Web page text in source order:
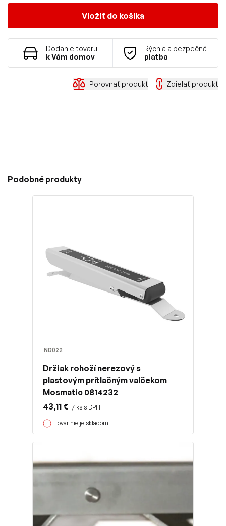
Vložiť do košíka
Dodanie tovaru
k Vám domov
Rýchla a bezpečná
platba
Porovnať produkt Zdielať produkt
Podobné produkty
ND022
Držiak rohoží nerezový s
plastovým prítlačným valčekom
Mosmatic 0814232
43,11 € / ks s DPH
Tovar nie je skladom